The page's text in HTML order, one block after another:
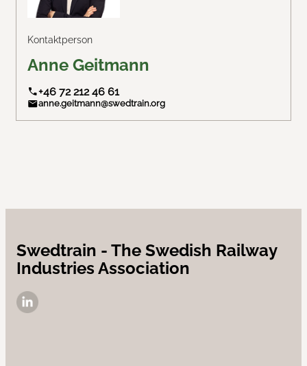
Kontaktperson
Anne Geitmann
+46 72 212 46 61
anne.geitmann@swedtrain.org
Swedtrain - The Swedish Railway
Industries Association